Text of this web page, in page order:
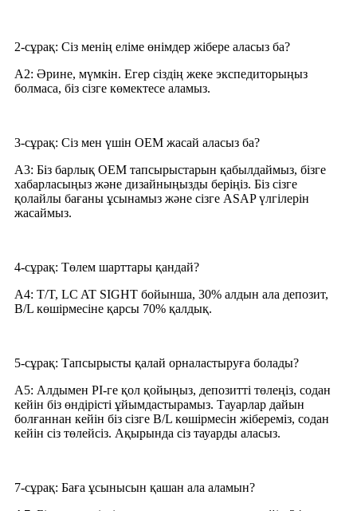
2-сұрақ: Сіз менің еліме өнімдер жібере аласыз ба?
A2: Әрине, мүмкін. Егер сіздің жеке экспедиторыңыз
болмаса, біз сізге көмектесе аламыз.
3-сұрақ: Сіз мен үшін OEM жасай аласыз ба?
A3: Біз барлық OEM тапсырыстарын қабылдаймыз, бізге
хабарласыңыз және дизайныңызды беріңіз. Біз сізге
қолайлы бағаны ұсынамыз және сізге ASAP үлгілерін
жасаймыз.
4-сұрақ: Төлем шарттары қандай?
A4: T/T, LC AT SIGHT бойынша, 30% алдын ала депозит,
B/L көшірмесіне қарсы 70% қалдық.
5-сұрақ: Тапсырысты қалай орналастыруға болады?
A5: Алдымен PI-ге қол қойыңыз, депозитті төлеңіз, содан
кейін біз өндірісті ұйымдастырамыз. Тауарлар дайын
болғаннан кейін біз сізге B/L көшірмесін жібереміз, содан
кейін сіз төлейсіз. Ақырында сіз тауарды аласыз.
7-сұрақ: Баға ұсынысын қашан ала аламын?